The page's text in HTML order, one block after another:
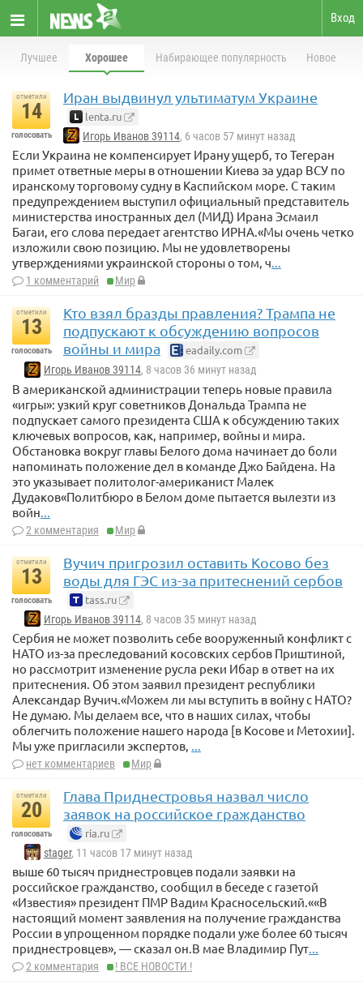
Вход
Лучшее Хорошее Набирающее популярность Новое
отметили
14
голосовать
Иран выдвинул ультиматум Украине
lenta.ru
Игорь Иванов 39114, 6 часов 57 минут назад
Если Украина не компенсирует Ирану ущерб, то Тегеран
примет ответные меры в отношении Киева за удар ВСУ по
иранскому торговому судну в Каспийском море. С таким
предупреждением выступил официальный представитель
министерства иностранных дел (МИД) Ирана Эсмаил
Багаи, его слова передает агентство ИРНА.«Мы очень четко
изложили свою позицию. Мы не удовлетворены
утверждениями украинской стороны о том, ч...
1 комментарий Мир
отметили
13
голосовать
Кто взял бразды правления? Трампа не
подпускают к обсуждению вопросов
войны и мира
eadaily.com
Игорь Иванов 39114, 8 часов 36 минут назад
В американской администрации теперь новые правила
«игры»: узкий круг советников Дональда Трампа не
подпускает самого президента США к обсуждению таких
ключевых вопросов, как, например, войны и мира.
Обстановка вокруг главы Белого дома начинает до боли
напоминать положение дел в команде Джо Байдена. На
это указывает политолог-американист Малек
Дудаков«Политбюро в Белом доме пытается вылезти из
войн
2 комментария Мир
отметили
13
голосовать
Вучич пригрозил оставить Косово без
воды для ГЭС из-за притеснений сербов
tass.ru
Игорь Иванов 39114, 8 часов 35 минут назад
Сербия не может позволить себе вооруженный конфликт с
НАТО из-за преследований косовских сербов Приштиной,
но рассмотрит изменение русла реки Ибар в ответ на их
притеснения. Об этом заявил президент республики
Александар Вучич.«Можем ли мы вступить в войну с НАТО?
Не думаю. Мы делаем все, что в наших силах, чтобы
облегчить положение нашего народа [в Косове и Метохии].
Мы уже пригласили экспертов, ...
нет комментариев Мир
отметили
20
голосовать
Глава Приднестровья назвал число
заявок на российское гражданство
ria.ru
stager, 11 часов 17 минут назад
выше 60 тысяч приднестровцев подали заявки на
российское гражданство, сообщил в беседе с газетой
«Известия» президент ПМР Вадим Красносельский.««В
настоящий момент заявления на получение гражданства
России в упрощенном порядке подали уже более 60 тысяч
приднестровцев», — сказал он.В мае Владимир Пут...
2 комментария ! ВСЕ НОВОСТИ !